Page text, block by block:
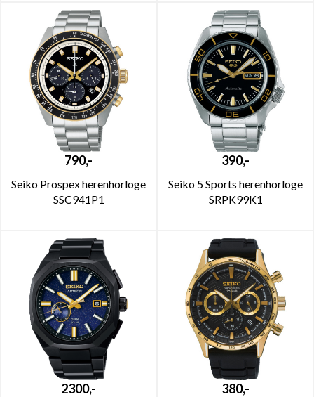
790,-
Seiko Prospex herenhorloge
SSC941P1
390,-
Seiko 5 Sports herenhorloge
SRPK99K1
2300,- 380,-